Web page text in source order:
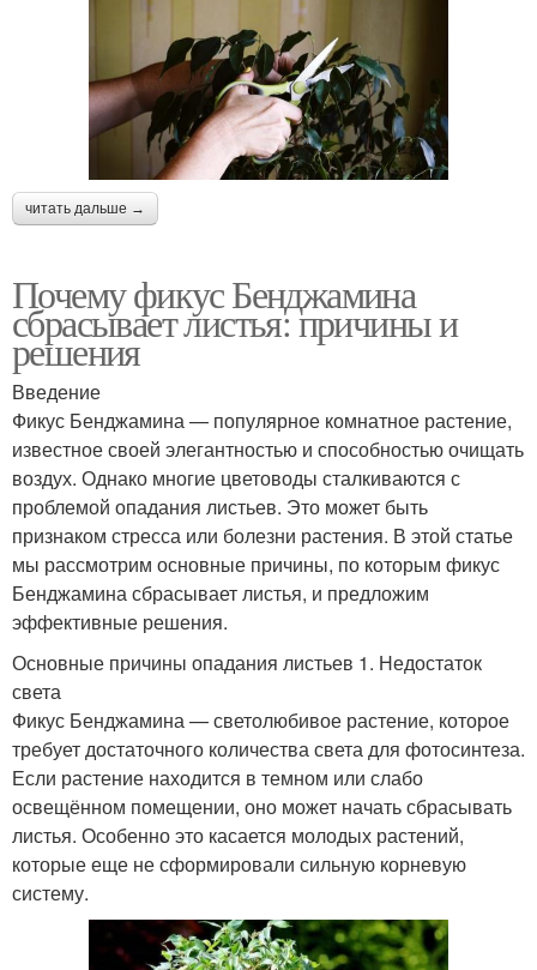
читать дальше →
Почему фикус Бенджамина
сбрасывает листья: причины и
решения
Введение
Фикус Бенджамина — популярное комнатное растение,
известное своей элегантностью и способностью очищать
воздух. Однако многие цветоводы сталкиваются с
проблемой опадания листьев. Это может быть
признаком стресса или болезни растения. В этой статье
мы рассмотрим основные причины, по которым фикус
Бенджамина сбрасывает листья, и предложим
эффективные решения.
Основные причины опадания листьев 1. Недостаток
света
Фикус Бенджамина — светолюбивое растение, которое
требует достаточного количества света для фотосинтеза.
Если растение находится в темном или слабо
освещённом помещении, оно может начать сбрасывать
листья. Особенно это касается молодых растений,
которые еще не сформировали сильную корневую
систему.